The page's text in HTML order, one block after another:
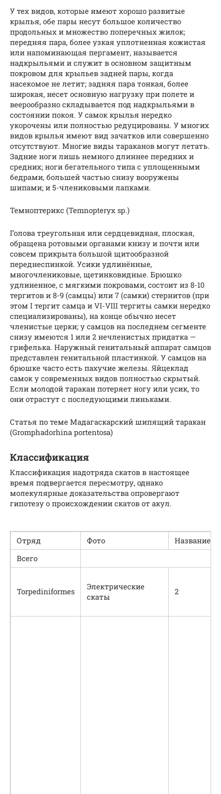
У тех видов, которые имеют хорошо развитые
крылья, обе пары несут большое количество
продольных и множество поперечных жилок;
передняя пара, более узкая уплотненная кожистая
или напоминающая пергамент, называется
надкрыльями и служит в основном защитным
покровом для крыльев задней пары, когда
насекомое не летит; задняя пара тонкая, более
широкая, несет основную нагрузку при полете и
веерообразно складывается под надкрыльями в
состоянии покоя. У самок крылья нередко
укорочены или полностью редуцированы. У многих
видов крылья имеют вид зачатков или совершенно
отсутствуют. Многие виды тараканов могут летать.
Задние ноги лишь немного длиннее передних и
средних; ноги бегательного типа с уплощенными
бедрами, большей частью снизу вооружены
шипами; и 5-члениковыми лапками.
Темноптерикс (Temnopteryx sp.)
Голова треугольная или сердцевидная, плоская,
обращена ротовыми органами книзу и почти или
совсем прикрыта большой щитообразной
переднеспинкой. Усики удлинённые,
многочлениковые, щетинковидные. Брюшко
удлиненное, с мягкими покровами, состоит из 8-10
тергитов и 8-9 (самцы) или 7 (самки) стернитов (при
этом I тергит самца и VI-VIII тергиты самки нередко
специализированы), на конце обычно несет
членистые церки; у самцов на последнем сегменте
снизу имеются 1 или 2 нечленистых придатка —
грифелька. Наружный генитальный аппарат самцов
представлен генитальной пластинкой. У самцов на
брюшке часто есть пахучие железы. Яйцеклад
самок у современных видов полностью скрытый.
Если молодой таракан потеряет ногу или усик, то
они отрастут с последующими линьками.
Статья по теме Мадагаскарский шипящий таракан
(Gromphadorhina portentosa)
Классификация
Классификация надотряда скатов в настоящее
время подвергается пересмотру, однако
молекулярные доказательства опровергают
гипотезу о происхождении скатов от акул.
Отряд Фото
Название
Всего
Torpediniformes
Электрические
скаты
2